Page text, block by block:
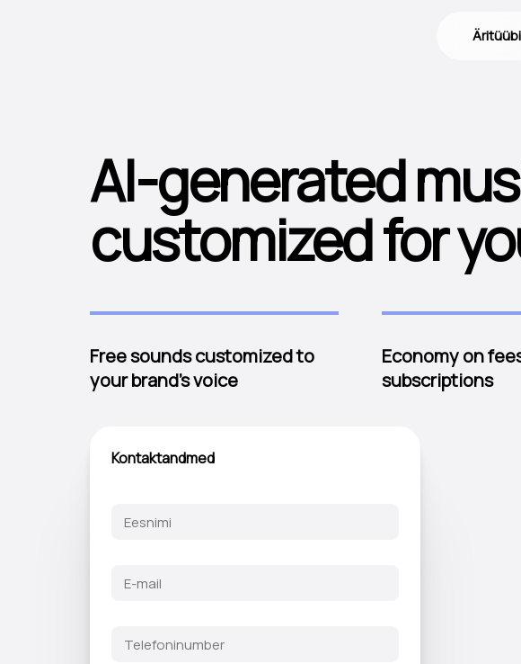
AI-generated
customized for
Free sounds customized to
your brand's voice
Economy on
subscriptions
Kontaktandmed